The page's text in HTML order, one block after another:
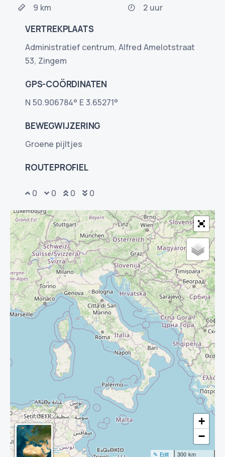
9 km 2 uur
VERTREKPLAATS
Administratief centrum, Alfred Amelotstraat
53, Zingem
GPS-COÖRDINATEN
N 50.906784° E 3.65271°
BEWEGWIJZERING
Groene pijltjes
ROUTEPROFIEL
0 0 0 0
+
−
300 km
✎ Edit